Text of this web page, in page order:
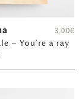
– You’re a ray
3,00€